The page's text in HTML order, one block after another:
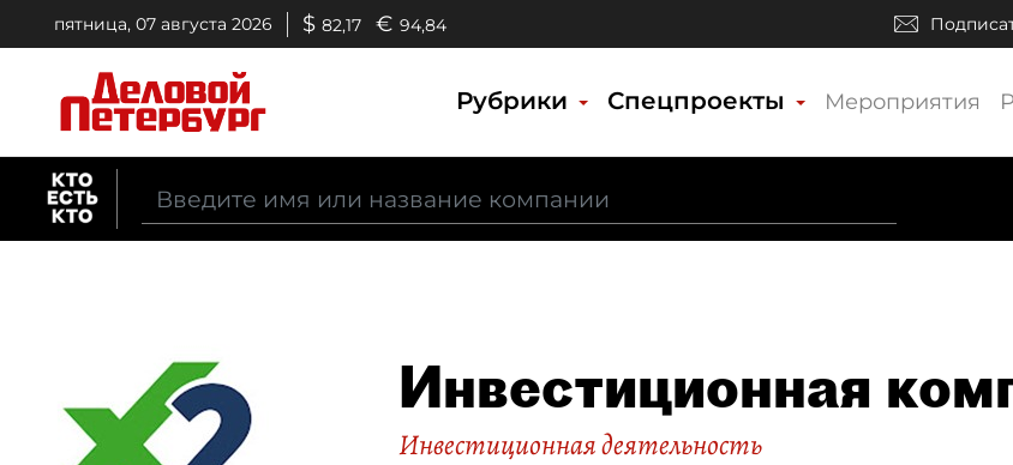
пятница, 07 августа 2026 $ 82,17 € 94,84
Рубрики Спецпроекты Мероприятия
Инвестиционная
Инвестиционная деятельность